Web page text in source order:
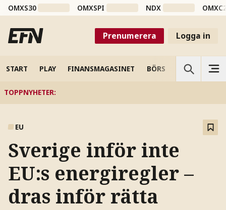
OMXS30 OMXSPI NDX
Prenumerera Logga in
START PLAY FINANSMAGASINET BÖRS VETENSKAP
TOPPNYHETER:
EU
Sverige inför inte
EU:s energiregler –
dras inför rätta